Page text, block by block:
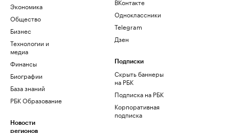
Экономика
Общество
Бизнес
Технологии и
медиа
Финансы
Биографии
База знаний
РБК Образование
Новости
регионов
Одноклассники
Telegram
Дзен
Подписки
Скрыть баннеры
на РБК
Подписка на РБК
Корпоративная
подписка